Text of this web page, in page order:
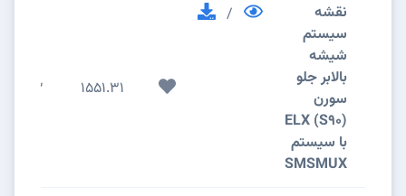
نقشه
سیستم
شیشه
بالابر جلو
سورن
(S90) ELX
با سیستم
SMSMUX
/
1551.31
2